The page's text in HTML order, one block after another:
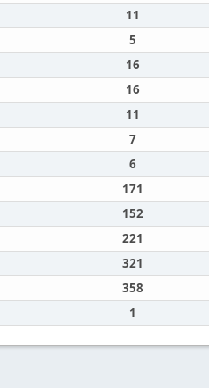
11
5
16
16
11
7
6
171
152
221
321
358
1